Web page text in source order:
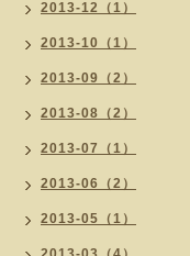
2013-12（1）
2013-10（1）
2013-09（2）
2013-08（2）
2013-07（1）
2013-06（2）
2013-05（1）